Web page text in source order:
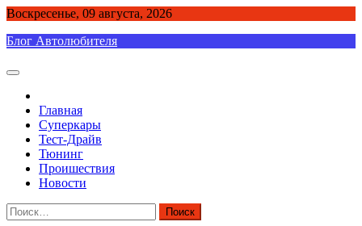
Skip
content
Воскресенье, 09 августа, 2026
Блог Автолюбителя
Главная
Суперкары
Тест-Драйв
Тюнинг
Проишествия
Новости
Найти: